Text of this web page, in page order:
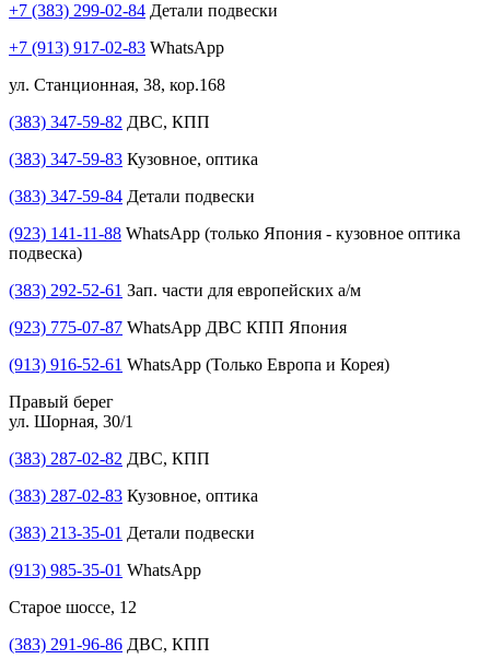
+7 (383) 299-02-84 Детали подвески
+7 (913) 917-02-83 WhatsApp
ул. Станционная, 38, кор.168
(383) 347-59-82 ДВС, КПП
(383) 347-59-83 Кузовное, оптика
(383) 347-59-84 Детали подвески
(923) 141-11-88 WhatsApp (только Япония - кузовное оптика
подвеска)
(383) 292-52-61 Зап. части для европейских а/м
(923) 775-07-87 WhatsApp ДВС КПП Япония
(913) 916-52-61 WhatsApp (Только Европа и Корея)
Правый берег
ул. Шорная, 30/1
(383) 287-02-82 ДВС, КПП
(383) 287-02-83 Кузовное, оптика
(383) 213-35-01 Детали подвески
(913) 985-35-01 WhatsApp
Старое шоссе, 12
(383) 291-96-86 ДВС, КПП